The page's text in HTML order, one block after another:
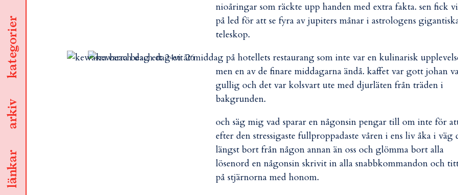
länkar
arkiv
kategorier
nioåringar som räckte upp handen med extra fakta. sen fick
på led för att se fyra av jupiters månar i astrologens
teleskop.
vi åt middag på hotellets restaurang som inte var en kulinarisk
men en av de finare middagarna ändå. kaffet var gott johan
gullig och det var kolsvart ute med djurläten från träden i
bakgrunden.
och säg mig vad sparar en någonsin pengar till om inte för
efter den stressigaste fullproppadaste våren i ens liv åka i väg
längst bort från någon annan än oss och glömma bort alla
lösenord en någonsin skrivit in alla snabbkommandon och
på stjärnorna med honom.